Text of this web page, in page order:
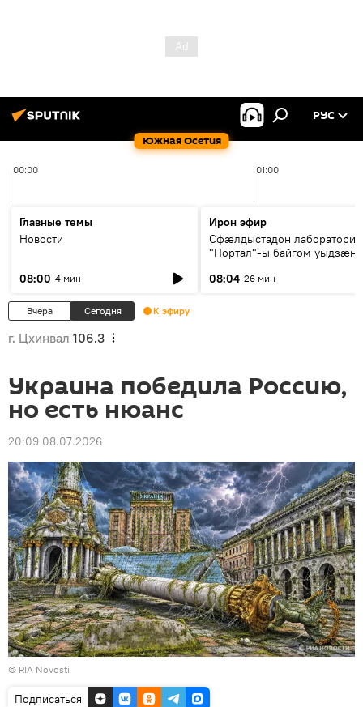
Южная Осетия
РУС
00:00 01:00
Главные темы
Новости
08:00 4 мин
Ирон эфир
Сфæлдыстадон лаборатори
"Портал"-ы байгом уыдзæн
Æхсары куыстыты равдыст
08:04 26 мин
Вчера Сегодня К эфиру
г. Цхинвал 106.3
Украина победила Россию,
но есть нюанс
20:09 08.07.2026
© RIA Novosti
Подписаться